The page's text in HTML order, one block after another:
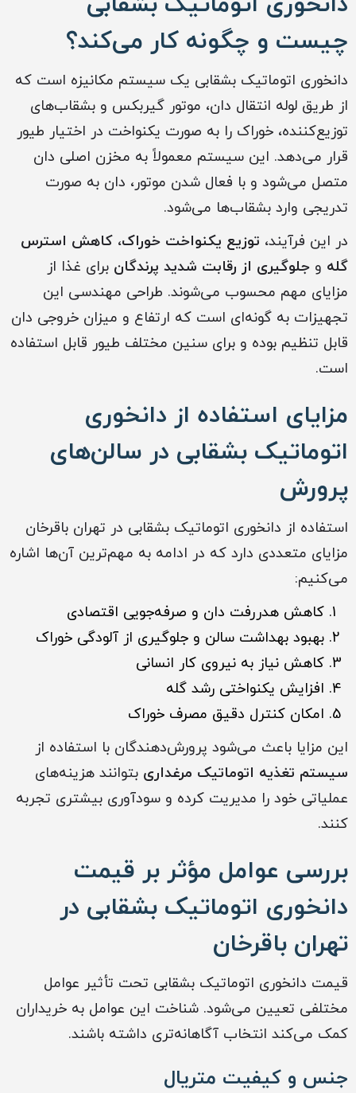
چیست و چگونه کار می‌کند؟
دانخوری اتوماتیک بشقابی یک سیستم مکانیزه است که
از طریق لوله انتقال دان، موتور گیربکس و بشقاب‌های
توزیع‌کننده، خوراک را به صورت یکنواخت در اختیار طیور
قرار می‌دهد. این سیستم معمولاً به مخزن اصلی دان
متصل می‌شود و با فعال شدن موتور، دان به صورت
تدریجی وارد بشقاب‌ها می‌شود.
در این فرآیند، توزیع یکنواخت خوراک، کاهش استرس
گله و جلوگیری از رقابت شدید پرندگان برای غذا از
مزایای مهم محسوب می‌شوند. طراحی مهندسی این
تجهیزات به گونه‌ای است که ارتفاع و میزان خروجی دان
قابل تنظیم بوده و برای سنین مختلف طیور قابل استفاده
است.
مزایای استفاده از دانخوری
اتوماتیک بشقابی در سالن‌های
پرورش
استفاده از دانخوری اتوماتیک بشقابی در تهران باقرخان
مزایای متعددی دارد که در ادامه به مهم‌ترین آن‌ها اشاره
می‌کنیم:
کاهش هدررفت دان و صرفه‌جویی اقتصادی
بهبود بهداشت سالن و جلوگیری از آلودگی خوراک
کاهش نیاز به نیروی کار انسانی
افزایش یکنواختی رشد گله
امکان کنترل دقیق مصرف خوراک
این مزایا باعث می‌شود پرورش‌دهندگان با استفاده از
سیستم تغذیه اتوماتیک مرغداری بتوانند هزینه‌های
عملیاتی خود را مدیریت کرده و سودآوری بیشتری تجربه
کنند.
بررسی عوامل مؤثر بر قیمت
دانخوری اتوماتیک بشقابی در
تهران باقرخان
قیمت دانخوری اتوماتیک بشقابی تحت تأثیر عوامل
مختلفی تعیین می‌شود. شناخت این عوامل به خریداران
کمک می‌کند انتخاب آگاهانه‌تری داشته باشند.
جنس و کیفیت متریال